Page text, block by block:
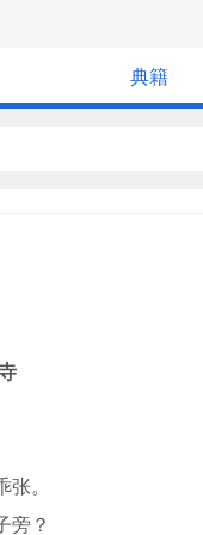
典籍
。
旁？